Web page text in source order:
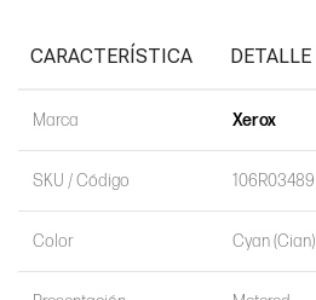
CARACTERÍSTICA DETALLE
Marca Xerox
SKU / Código 106R03489
Color Cyan (Cian)